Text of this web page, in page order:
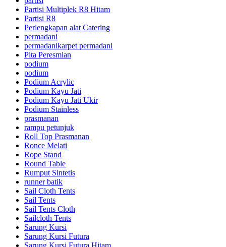
Partisi Multiplek R8 Hitam
Partisi R8
Perlengkapan alat Catering
permadani
permadanikarpet permadani
Pita Peresmian
podium
podium
Podium Acrylic
Podium Kayu Jati
Podium Kayu Jati Ukir
Podium Stainless
prasmanan
rampu petunjuk
Roll Top Prasmanan
Ronce Melati
Rope Stand
Round Table
Rumput Sintetis
runner batik
Sail Cloth Tents
Sail Tents
Sail Tents Cloth
Sailcloth Tents
Sarung Kursi
Sarung Kursi Futura